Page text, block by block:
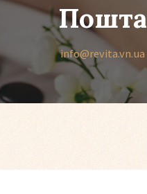
Пошта
info@revita.vn.ua